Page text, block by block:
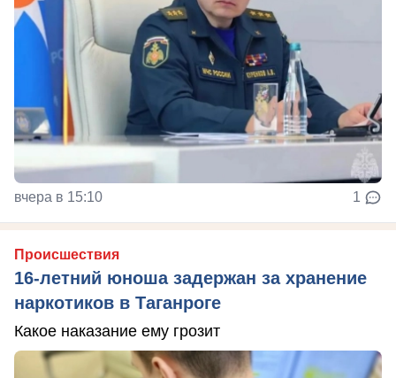
вчера в 15:10 1
Происшествия
16-летний юноша задержан за хранение
наркотиков в Таганроге
Какое наказание ему грозит